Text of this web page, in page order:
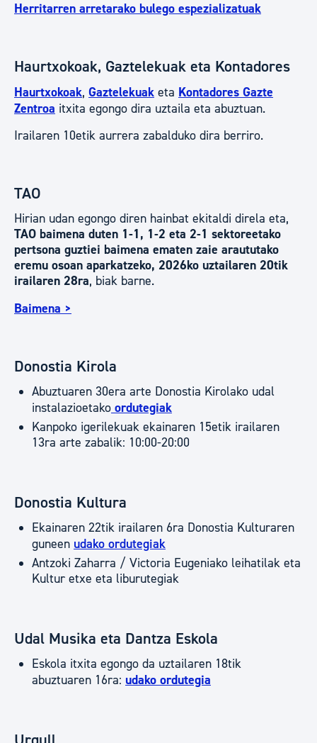
Herritarren arretarako bulego espezializatuak
Haurtxokoak, Gaztelekuak eta Kontadores
Haurtxokoak, Gaztelekuak eta Kontadores Gazte
Zentroa itxita egongo dira uztaila eta abuztuan.
Irailaren 10etik aurrera zabalduko dira berriro.
TAO
Hirian udan egongo diren hainbat ekitaldi direla eta,
TAO baimena duten 1-1, 1-2 eta 2-1 sektoreetako
pertsona guztiei baimena ematen zaie araututako
eremu osoan aparkatzeko, 2026ko uztailaren 20tik
irailaren 28ra, biak barne.
Baimena >
Donostia Kirola
Abuztuaren 30era arte Donostia Kirolako udal
instalazioetako ordutegiak
Kanpoko igerilekuak ekainaren 15etik irailaren
13ra arte zabalik: 10:00-20:00
Donostia Kultura
Ekainaren 22tik irailaren 6ra Donostia Kulturaren
guneen udako ordutegiak
Antzoki Zaharra / Victoria Eugeniako leihatilak eta
Kultur etxe eta liburutegiak
Udal Musika eta Dantza Eskola
Eskola itxita egongo da uztailaren 18tik
abuztuaren 16ra: udako ordutegia